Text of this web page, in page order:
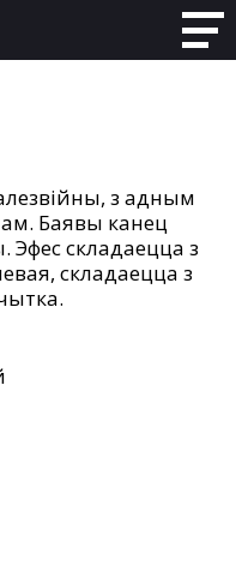
Баявы канец
Эфес складаецца з
складаецца з